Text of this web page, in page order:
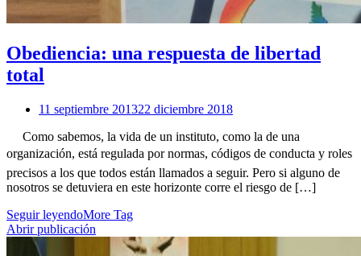
Obediencia: una respuesta de libertad
total
11 septiembre 201322 diciembre 2018
Como sabemos, la vida de un instituto, como la de una
organización, está regulada por normas, códigos de conducta y roles
precisos a los que todos están llamados a seguir. Pero si alguno de
nosotros se detuviera en este horizonte corre el riesgo de […]
Seguir leyendoMore Tag
Abrir publicación